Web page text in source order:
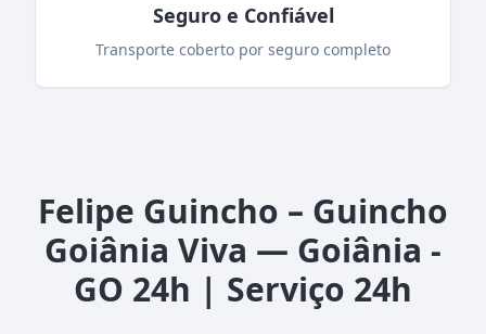
Seguro e Confiável
Transporte coberto por seguro completo
Felipe Guincho – Guincho
Goiânia Viva — Goiânia -
GO 24h | Serviço 24h